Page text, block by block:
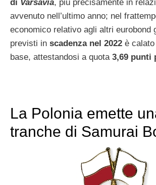
di Varsavia, più precisamente in
avvenuto nell’ultimo anno; nel
economico relativo agli altri eurobond
previsti in scadenza nel 2022 è
base, attestandosi a quota 3,69 punti
La Polonia emette
tranche di Samurai